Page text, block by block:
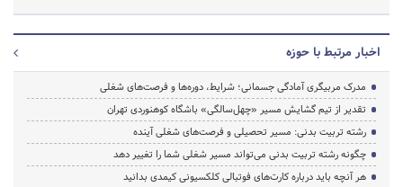
اخبار مرتبط با حوزه
مدرک مربیگری آمادگی جسمانی؛ شرایط، دوره‌ها و فرصت‌های شغلی
تقدیر از تیم گشایش مسیر «چهل‌سالگی» باشگاه کوهنوردی تهران
رشته تربیت بدنی: مسیر تحصیلی و فرصت‌های شغلی آینده
چگونه رشته تربیت بدنی می‌تواند مسیر شغلی شما را تغییر دهد
هر آنچه باید درباره کارت‌های فوتبالی کلکسیونی کیمدی بدانید